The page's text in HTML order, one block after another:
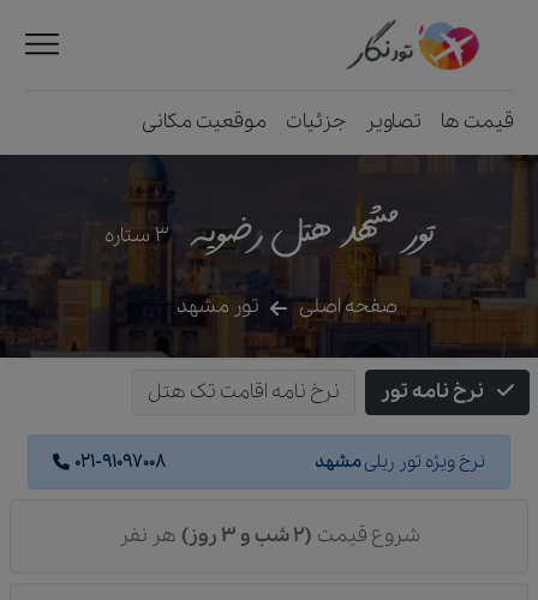
قیمت ها تصاویر جزئیات موقعیت مکانی
تور مشهد هتل رضویه 3 ستاره
صفحه اصلی تور مشهد
نرخ نامه تور نرخ نامه اقامت تک هتل
نرخ ویژه تور ریلیمشهد 021-91097008
شروع قیمت (2 شب و 3 روز) هر نفر